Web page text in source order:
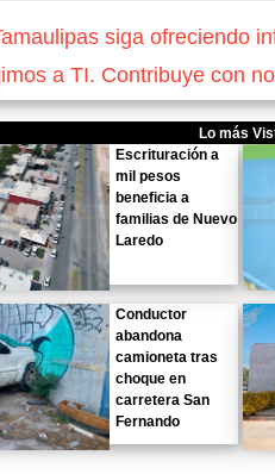
siga ofreciendo
a TI. Contribuye con
Lo más
Escrituración a
mil pesos
beneficia a
familias de Nuevo
Laredo
Conductor
abandona
camioneta tras
choque en
carretera San
Fernando